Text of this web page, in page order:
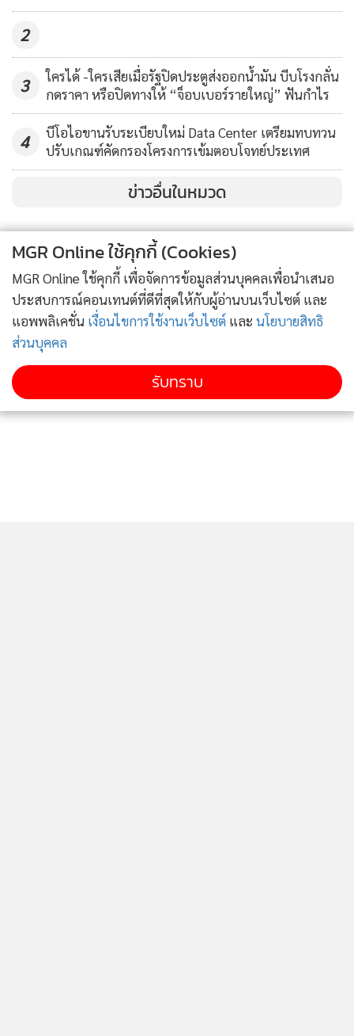
จากแบรนด์ Maka Design (มาฆะ ดีไซน์), กระเป๋าหนังที่ตกแต่ง
ด้วยผ้าไหม จากแบรนด์ PATTRASARNN (พัสตราสานน์), ของ
แต่งบ้าน เซรามิกลายครามดีไซน์ทันสมัย จาก Lively Ware (ไลฟ์
ลีแวร์), เครื่องประดับ ลงยาสีโบราณที่ประยุกต์ให้เข้ากับไลฟ์
สไตล์คนรุ่นใหม่ จากร้านแม่บุญมี จันอุไรรัตน์ และยังจัดเสวนา
หัวข้อ “ทิศทางตลาดงานหัตถกรรมไทย จากภูมิปัญญาอันทรง
คุณค่าพัฒนาสู่ธุรกิจส่งออก” โดย ครูแดง-อุทัย เจียรศิริ ครูศิลป์
เจนธุระกิจ แห่งแบรนด์ THANIYA และ หัสยา ปรีชารัตน์ ทายาท
ช่างศิลปหัตถกรรม แบรนด์ไทยเบญจรงค์ ณ ชั้น 1 โซนเซ็นทรัล
คอร์ต (ลานลิฟต์แก้ว) ศูนย์การค้าเซ็นทรัลเวิลด์ เมื่อวันอังคารที่
30 พฤศจิกายน 2564 ที่ผ่านมา
221
2
3
ใครได้ -ใครเสียเมื่อรัฐปิดประตูส่งออกน้ำมัน บีบโรงกลั่น
กดราคา หรือปิดทางให้ “จ็อบเบอร์รายใหญ่” ฟันกำไร
4
บีโอไอขานรับระเบียบใหม่ Data Center เตรียมทบทวน
ปรับเกณฑ์คัดกรองโครงการเข้มตอบโจทย์ประเทศ
ข่าวอื่นในหมวด
MGR Online ใช้คุกกี้ (Cookies)
MGR Online ใช้คุกกี้ เพื่อจัดการข้อมูลส่วนบุคคลเพื่อนำเสนอ
ประสบการณ์คอนเทนต์ที่ดีที่สุดให้กับผู้อ่านบนเว็บไซต์ และ
แอพพลิเคชั่น เงื่อนไขการใช้งานเว็บไซต์ และ นโยบายสิทธิ
ส่วนบุคคล
รับทราบ